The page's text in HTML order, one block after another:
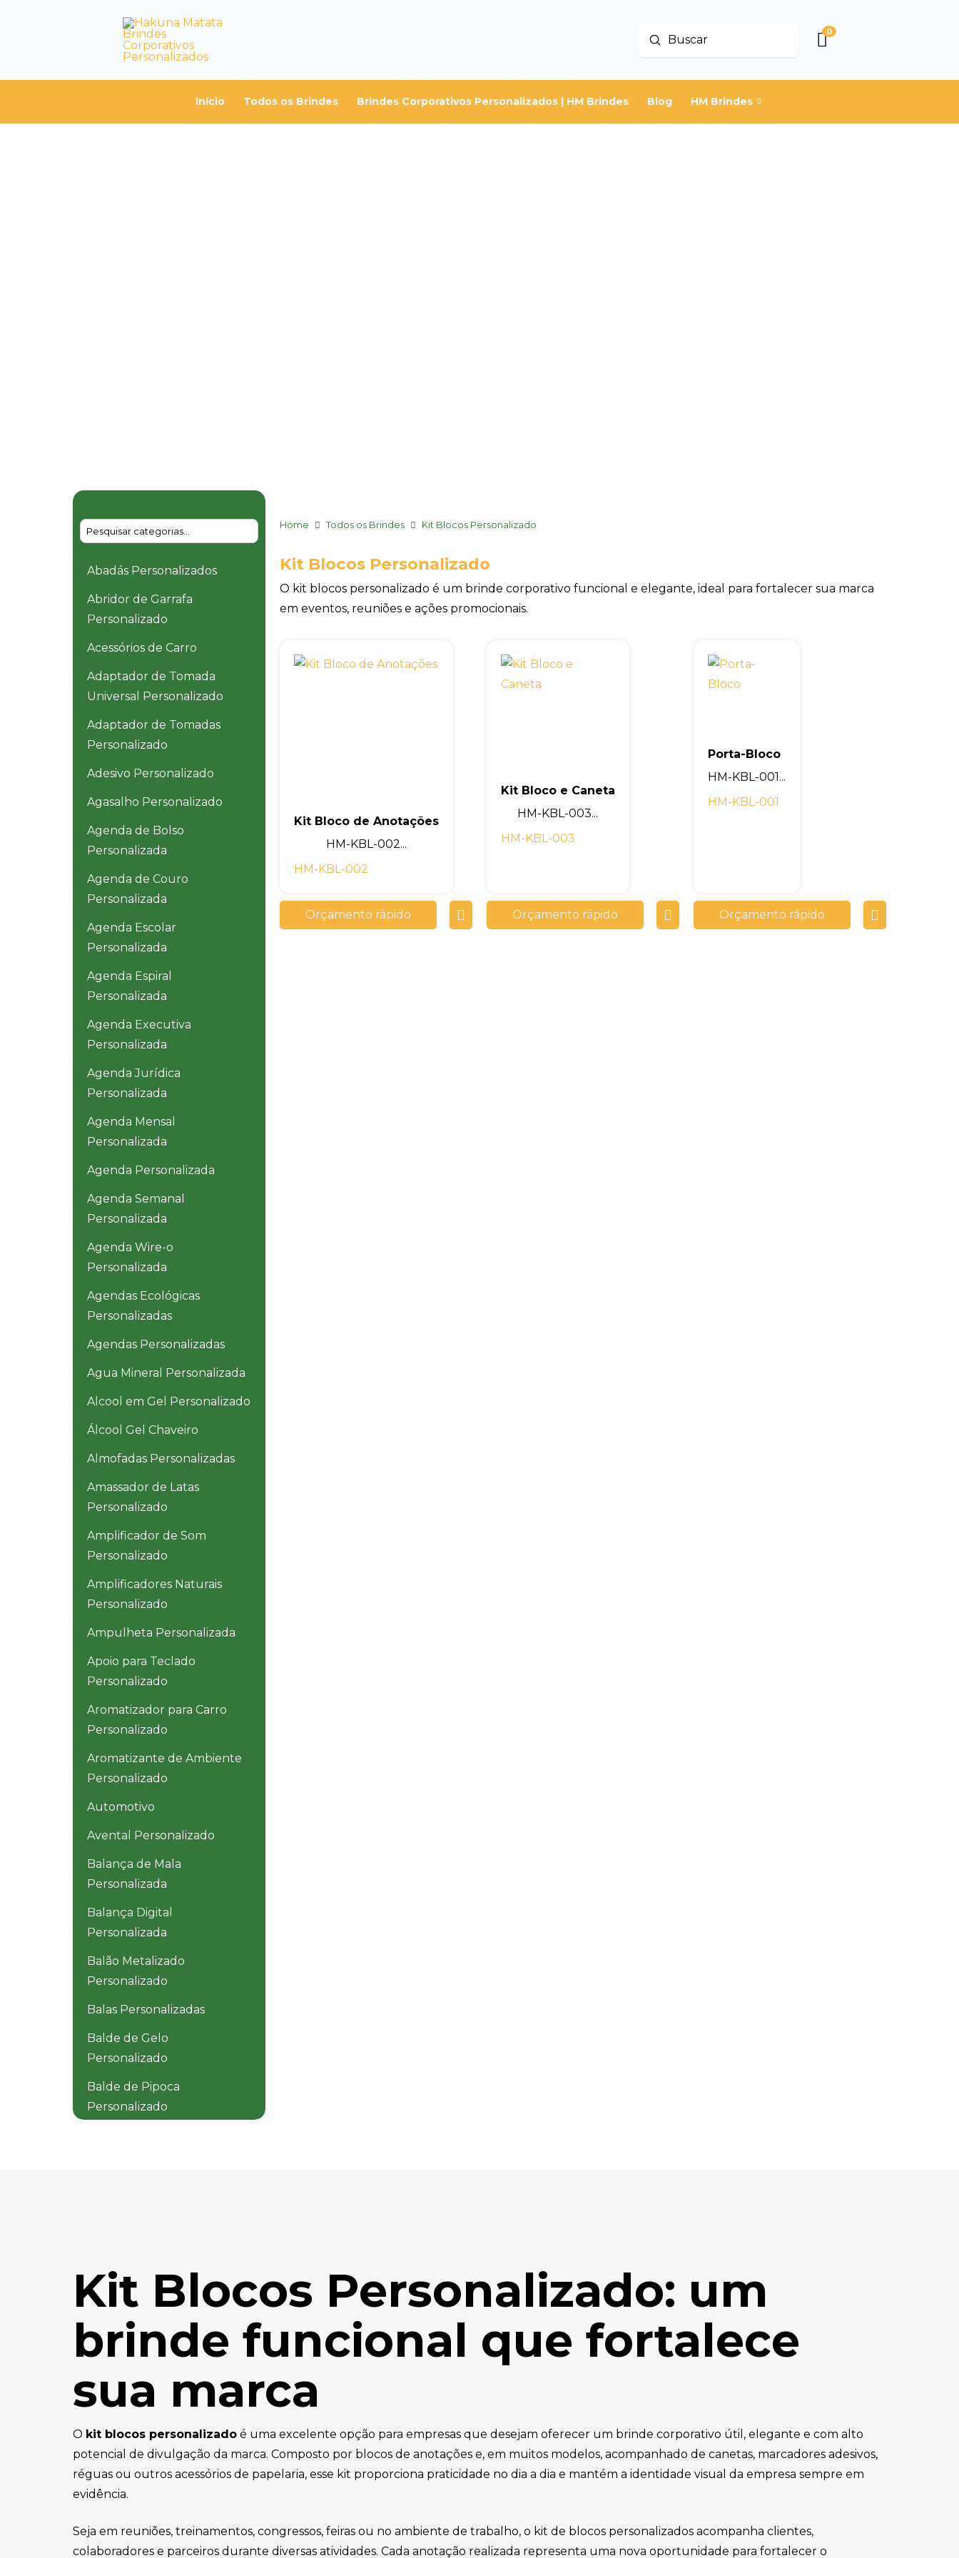
Buscar
Enviar
0
Início Todos os Brindes Brindes Corporativos Personalizados | HM Brindes Blog HM Brindes
Abadás Personalizados
Abridor de Garrafa
Personalizado
Acessórios de Carro
Adaptador de Tomada
Universal Personalizado
Adaptador de Tomadas
Personalizado
Adesivo Personalizado
Agasalho Personalizado
Agenda de Bolso
Personalizada
Agenda de Couro
Personalizada
Agenda Escolar
Personalizada
Agenda Espiral
Personalizada
Agenda Executiva
Personalizada
Agenda Jurídica
Personalizada
Agenda Mensal
Personalizada
Agenda Personalizada
Agenda Semanal
Personalizada
Agenda Wire-o
Personalizada
Agendas Ecológicas
Personalizadas
Agendas Personalizadas
Agua Mineral Personalizada
Alcool em Gel Personalizado
Álcool Gel Chaveiro
Almofadas Personalizadas
Amassador de Latas
Personalizado
Amplificador de Som
Personalizado
Amplificadores Naturais
Personalizado
Ampulheta Personalizada
Apoio para Teclado
Personalizado
Aromatizador para Carro
Personalizado
Aromatizante de Ambiente
Personalizado
Automotivo
Avental Personalizado
Balança de Mala
Personalizada
Balança Digital
Personalizada
Balão Metalizado
Personalizado
Balas Personalizadas
Balde de Gelo
Personalizado
Balde de Pipoca
Personalizado
Baleiro Personalizado
Bambolê Personalizado
Bandana para Cachorro
Personalizada
Bandanas Personalizadas
Personalizada
Bandeira para Carro
Personalizada
Bandeja de Degustação
Home Todos os Brindes Kit Blocos Personalizado
Kit Blocos Personalizado
O kit blocos personalizado é um brinde corporativo funcional e elegante, ideal para fortalecer sua marca
em eventos, reuniões e ações promocionais.
Kit Bloco de Anotações
HM-KBL-002...
HM-KBL-002
Orçamento rápido
Kit Bloco e Caneta
HM-KBL-003...
HM-KBL-003
Orçamento rápido
Porta-Bloco
HM-KBL-001...
HM-KBL-001
Orçamento rápido
Kit Blocos Personalizado: um
brinde funcional que fortalece
sua marca
O kit blocos personalizado é uma excelente opção para empresas que desejam oferecer um brinde corporativo útil, elegante e com alto
potencial de divulgação da marca. Composto por blocos de anotações e, em muitos modelos, acompanhado de canetas, marcadores adesivos,
réguas ou outros acessórios de papelaria, esse kit proporciona praticidade no dia a dia e mantém a identidade visual da empresa sempre em
evidência.
Seja em reuniões, treinamentos, congressos, feiras ou no ambiente de trabalho, o kit de blocos personalizados acompanha clientes,
colaboradores e parceiros durante diversas atividades. Cada anotação realizada representa uma nova oportunidade para fortalecer o